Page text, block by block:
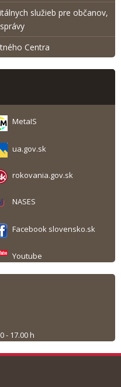
služieb pre občanov,
Centra
MetaIS
ua.gov.sk
rokovania.gov.sk
NASES
Facebook slovensko.sk
Youtube
- 17.00 h